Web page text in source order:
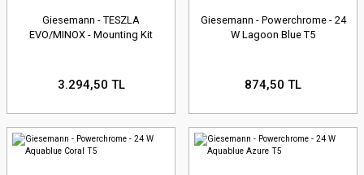
Giesemann - TESZLA
EVO/MINOX - Mounting Kit
3.294,50 TL
Giesemann - Powerchrome - 24
W Lagoon Blue T5
874,50 TL